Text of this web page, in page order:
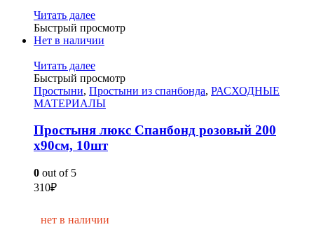
Читать далее
Быстрый просмотр
Нет в наличии
Читать далее
Быстрый просмотр
Простыни, Простыни из спанбонда, РАСХОДНЫЕ
МАТЕРИАЛЫ
Простыня люкс Спанбонд розовый 200
х90см, 10шт
0 out of 5
310₽
нет в наличии